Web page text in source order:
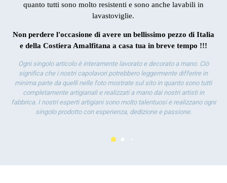
quanto tutti sono molto resistenti e sono anche lavabili in
lavastoviglie.
Non perdere l'occasione di avere un bellissimo pezzo di Italia
e della Costiera Amalfitana a casa tua in breve tempo !!!
Ogni singolo articolo è interamente lavorato e decorato a mano. Ciò
significa che i nostri capolavori potrebbero leggermente differire in
minima parte da quelli nelle foto mostrate sul sito in quanto sono tutti
completamente artigianali e realizzati a mano dai nostri artisti in
fabbrica. I nostri esperti artigiani sono molto talentuosi e realizzano ogni
singolo prodotto con esperienza, dedizione e passione.